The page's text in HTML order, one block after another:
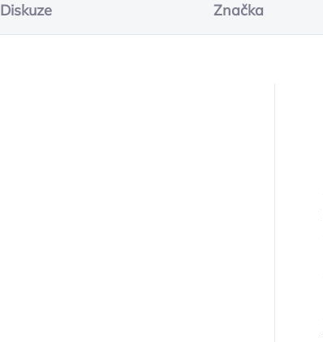
Diskuze Značka